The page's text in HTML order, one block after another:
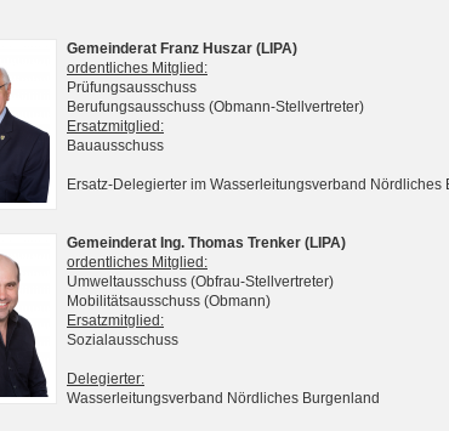
Gemeinderat Franz Huszar (LIPA)
ordentliches Mitglied:
Prüfungsausschuss
Berufungsausschuss (Obmann-Stellvertreter)
Ersatzmitglied:
Bauausschuss
Ersatz-Delegierter im Wasserleitungsverband Nördliches
Gemeinderat Ing. Thomas Trenker (LIPA)
ordentliches Mitglied:
Umweltausschuss (Obfrau-Stellvertreter)
Mobilitätsausschuss (Obmann)
Ersatzmitglied:
Sozialausschuss
Delegierter:
Wasserleitungsverband Nördliches Burgenland